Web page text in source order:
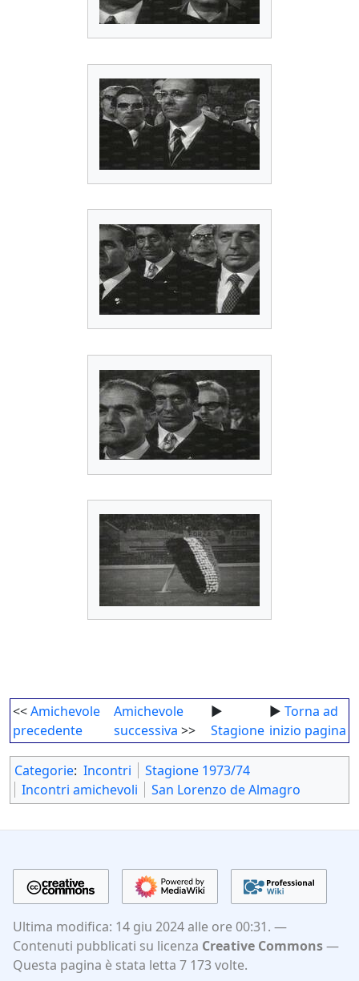
<<Amichevole
precedente
Amichevole
successiva >>
►
Stagione
► Torna ad
inizio pagina
Categorie: Incontri
Stagione 1973/74
Incontri amichevoli
San Lorenzo de Almagro
Ultima modifica: 14 giu 2024 alle ore 00:31.
Contenuti pubblicati su licenza Creative Commons
Questa pagina è stata letta 7 173 volte.